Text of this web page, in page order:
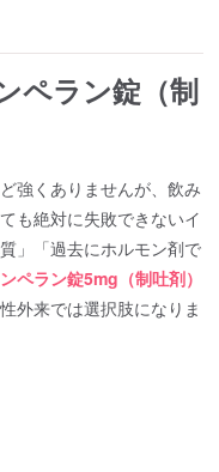
ペラン錠（制
強くありませんが、飲み
も絶対に失敗できないイ
」「過去にホルモン剤で
ペラン錠5mg（制吐剤）
外来では選択肢になりま